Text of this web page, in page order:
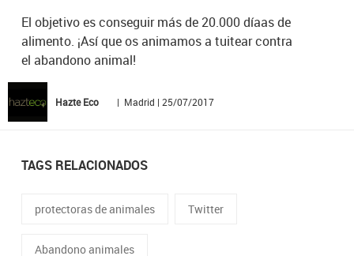
El objetivo es conseguir más de 20.000 díaas de
alimento. ¡Así que os animamos a tuitear contra
el abandono animal!
Hazte Eco | Madrid | 25/07/2017
TAGS RELACIONADOS
protectoras de animales Twitter
Abandono animales